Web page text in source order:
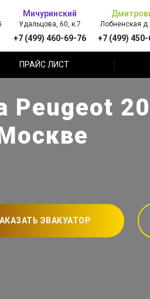
Мичуринский
Удальцова, 60, к.7
+7 (499) 460-69-76
Лобненская
+7 (499)
ПРАЙС ЛИСТ
Peugeot
ЭВАКУАТОР